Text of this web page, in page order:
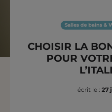
Salles de bains &
CHOISIR LA
POUR
écrit le : 27